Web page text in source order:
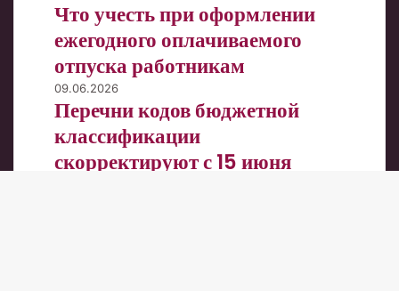
возврата
12
руб.
учесть
оформлении
ежегодного
оплачиваемого
отпуска
работникам
Что учесть при оформлении
ежегодного оплачиваемого
отпуска работникам
Перечни
кодов
бюджетной
классификации
скорректируют
09.06.2026
Перечни кодов бюджетной
классификации
скорректируют с 15 июня